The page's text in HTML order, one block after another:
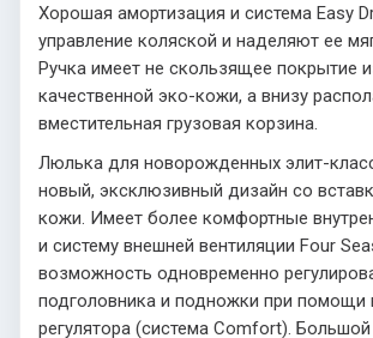
Хорошая амортизация и система Easy
управление коляской и наделяют ее
Ручка имеет не скользящее покрытие
качественной эко-кожи, а внизу
вместительная грузовая корзина.
Люлька для новорожденных элит-
новый, эксклюзивный дизайн со
кожи. Имеет более комфортные
и систему внешней вентиляции Four
возможность одновременно
подголовника и подножки при помощи
регулятора (система Comfort).